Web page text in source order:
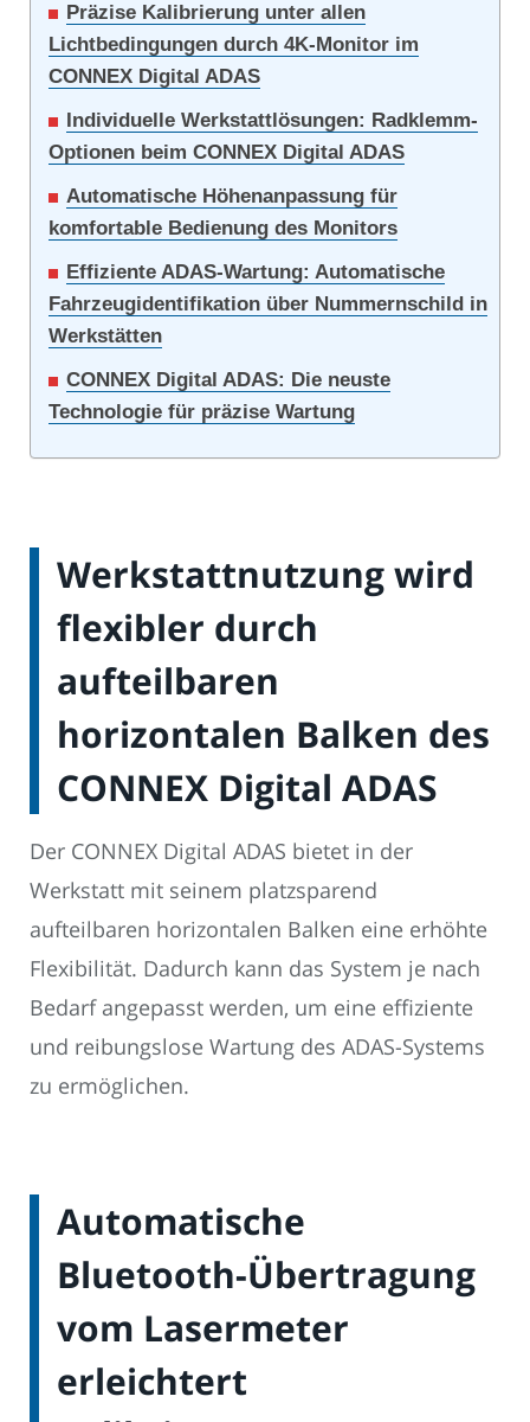
Präzise Kalibrierung unter allen
Lichtbedingungen durch 4K-Monitor im
CONNEX Digital ADAS
Individuelle Werkstattlösungen: Radklemm-
Optionen beim CONNEX Digital ADAS
Automatische Höhenanpassung für
komfortable Bedienung des Monitors
Effiziente ADAS-Wartung: Automatische
Fahrzeugidentifikation über Nummernschild in
Werkstätten
CONNEX Digital ADAS: Die neuste
Technologie für präzise Wartung
Werkstattnutzung wird
flexibler durch
aufteilbaren
horizontalen Balken des
CONNEX Digital ADAS
Der CONNEX Digital ADAS bietet in der
Werkstatt mit seinem platzsparend
aufteilbaren horizontalen Balken eine erhöhte
Flexibilität. Dadurch kann das System je nach
Bedarf angepasst werden, um eine effiziente
und reibungslose Wartung des ADAS-Systems
zu ermöglichen.
Automatische
Bluetooth-Übertragung
vom Lasermeter
erleichtert